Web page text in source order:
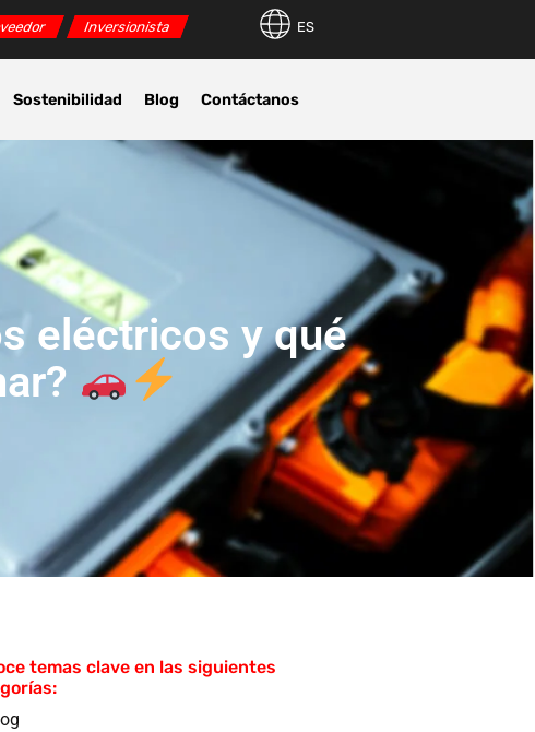
Inversionista ES
Sostenibilidad Blog Contáctanos
eléctricos y qué
temas clave en las siguientes